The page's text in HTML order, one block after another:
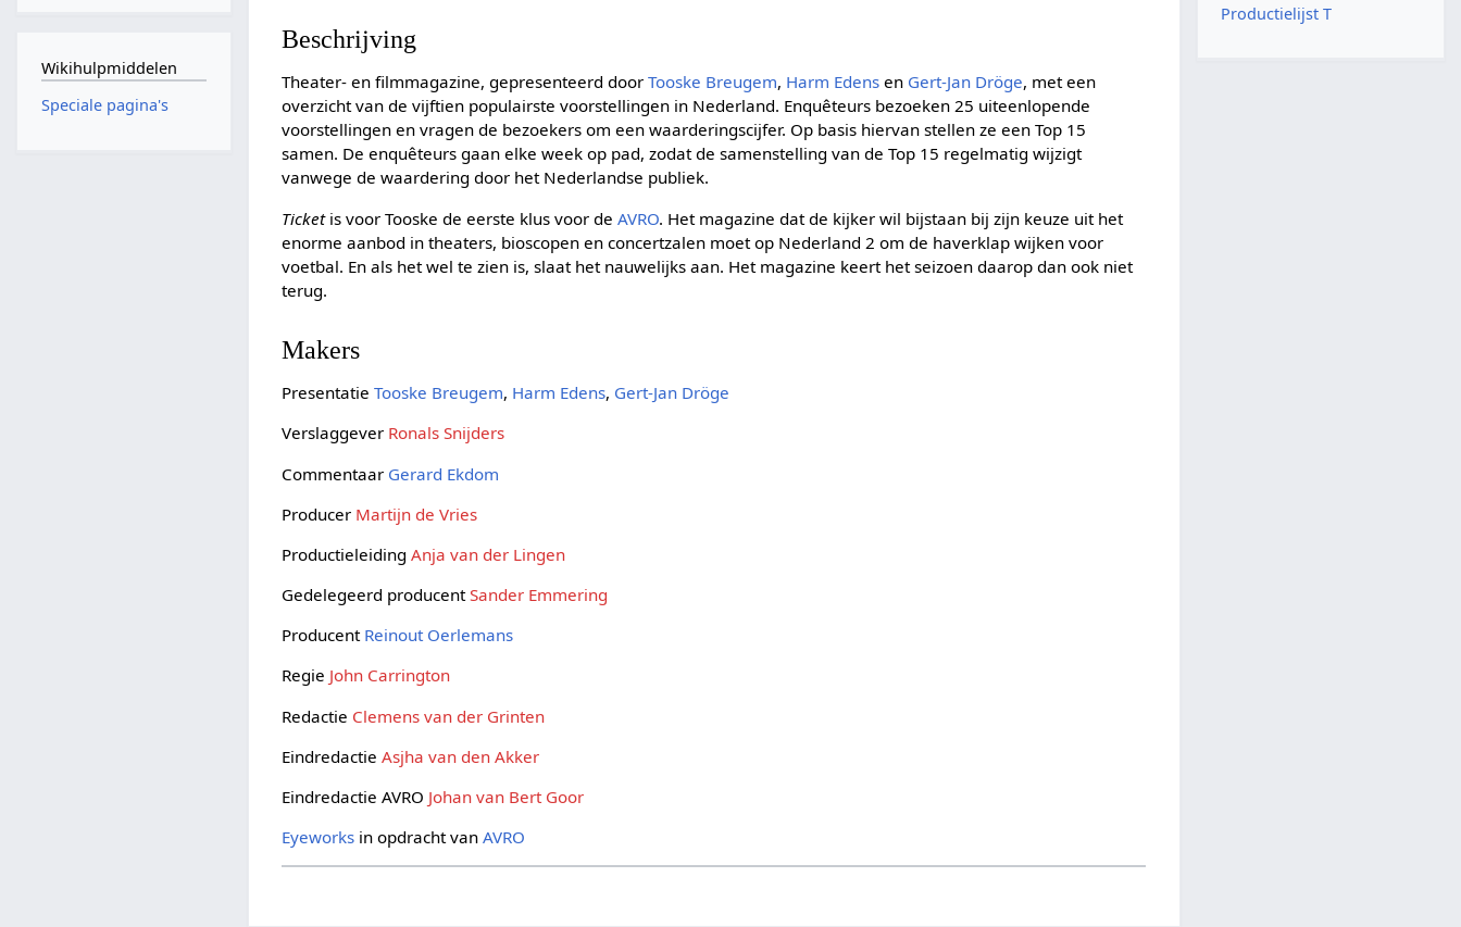
Beschrijving
Theater- en filmmagazine, gepresenteerd doorTooske Breugem, Harm Edens en Gert-Jan Dröge, met een
overzicht van de vijftien populairste voorstellingen in Nederland. Enquêteurs bezoeken 25 uiteenlopende
voorstellingen en vragen de bezoekers om een waarderingscijfer. Op basis hiervan stellen ze een Top 15
samen. De enquêteurs gaan elke week op pad, zodat de samenstelling van de Top 15 regelmatig wijzigt
vanwege de waardering door het Nederlandse publiek.
Ticketis voor Tooske de eerste klus voor deAVRO. Het magazine dat de kijker wil bijstaan bij zijn keuze uit het
enorme aanbod in theaters, bioscopen en concertzalen moet op Nederland 2 om de haverklap wijken voor
voetbal. En als het wel te zien is, slaat het nauwelijks aan. Het magazine keert het seizoen daarop dan ook niet
terug.
Makers
PresentatieTooske Breugem, Harm Edens, Gert-Jan Dröge
Verslaggever Ronals Snijders
Commentaar Gerard Ekdom
Producer Martijn de Vries
ProductieleidingAnja van der Lingen
Gedelegeerd producentSander Emmering
Producent Reinout Oerlemans
Regie John Carrington
Redactie Clemens van der Grinten
EindredactieAsjha van den Akker
Eindredactie AVRO Johan van Bert Goor
Eyeworks in opdracht vanAVRO
Wikihulpmiddelen
Speciale pagina's
Productielijst T